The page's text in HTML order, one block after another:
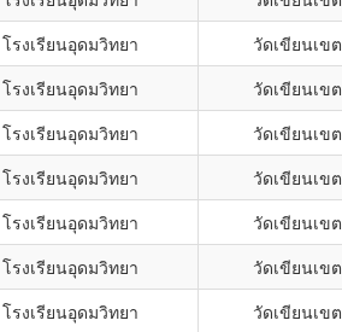
โรงเรียนอุดมวิทยา วัดเขียนเขต
โรงเรียนอุดมวิทยา วัดเขียนเขต
โรงเรียนอุดมวิทยา วัดเขียนเขต
โรงเรียนอุดมวิทยา วัดเขียนเขต
โรงเรียนอุดมวิทยา วัดเขียนเขต
โรงเรียนอุดมวิทยา วัดเขียนเขต
โรงเรียนอุดมวิทยา วัดเขียนเขต